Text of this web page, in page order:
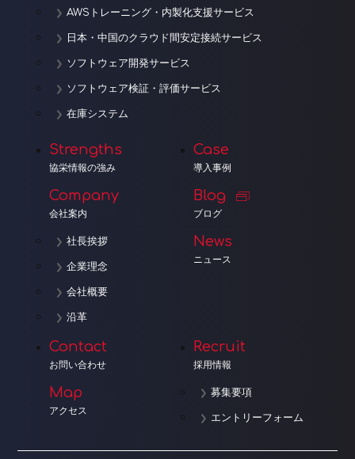
AWSトレーニング・内製化支援サービス
日本・中国のクラウド間安定接続サービス
ソフトウェア開発サービス
ソフトウェア検証・評価サービス
在庫システム
Strengths
協栄情報の強み
Company
会社案内
社長挨拶
企業理念
会社概要
沿革
Case
導入事例
Blog
ブログ
News
ニュース
Contact
お問い合わせ
Map
アクセス
Recruit
採用情報
募集要項
エントリーフォーム